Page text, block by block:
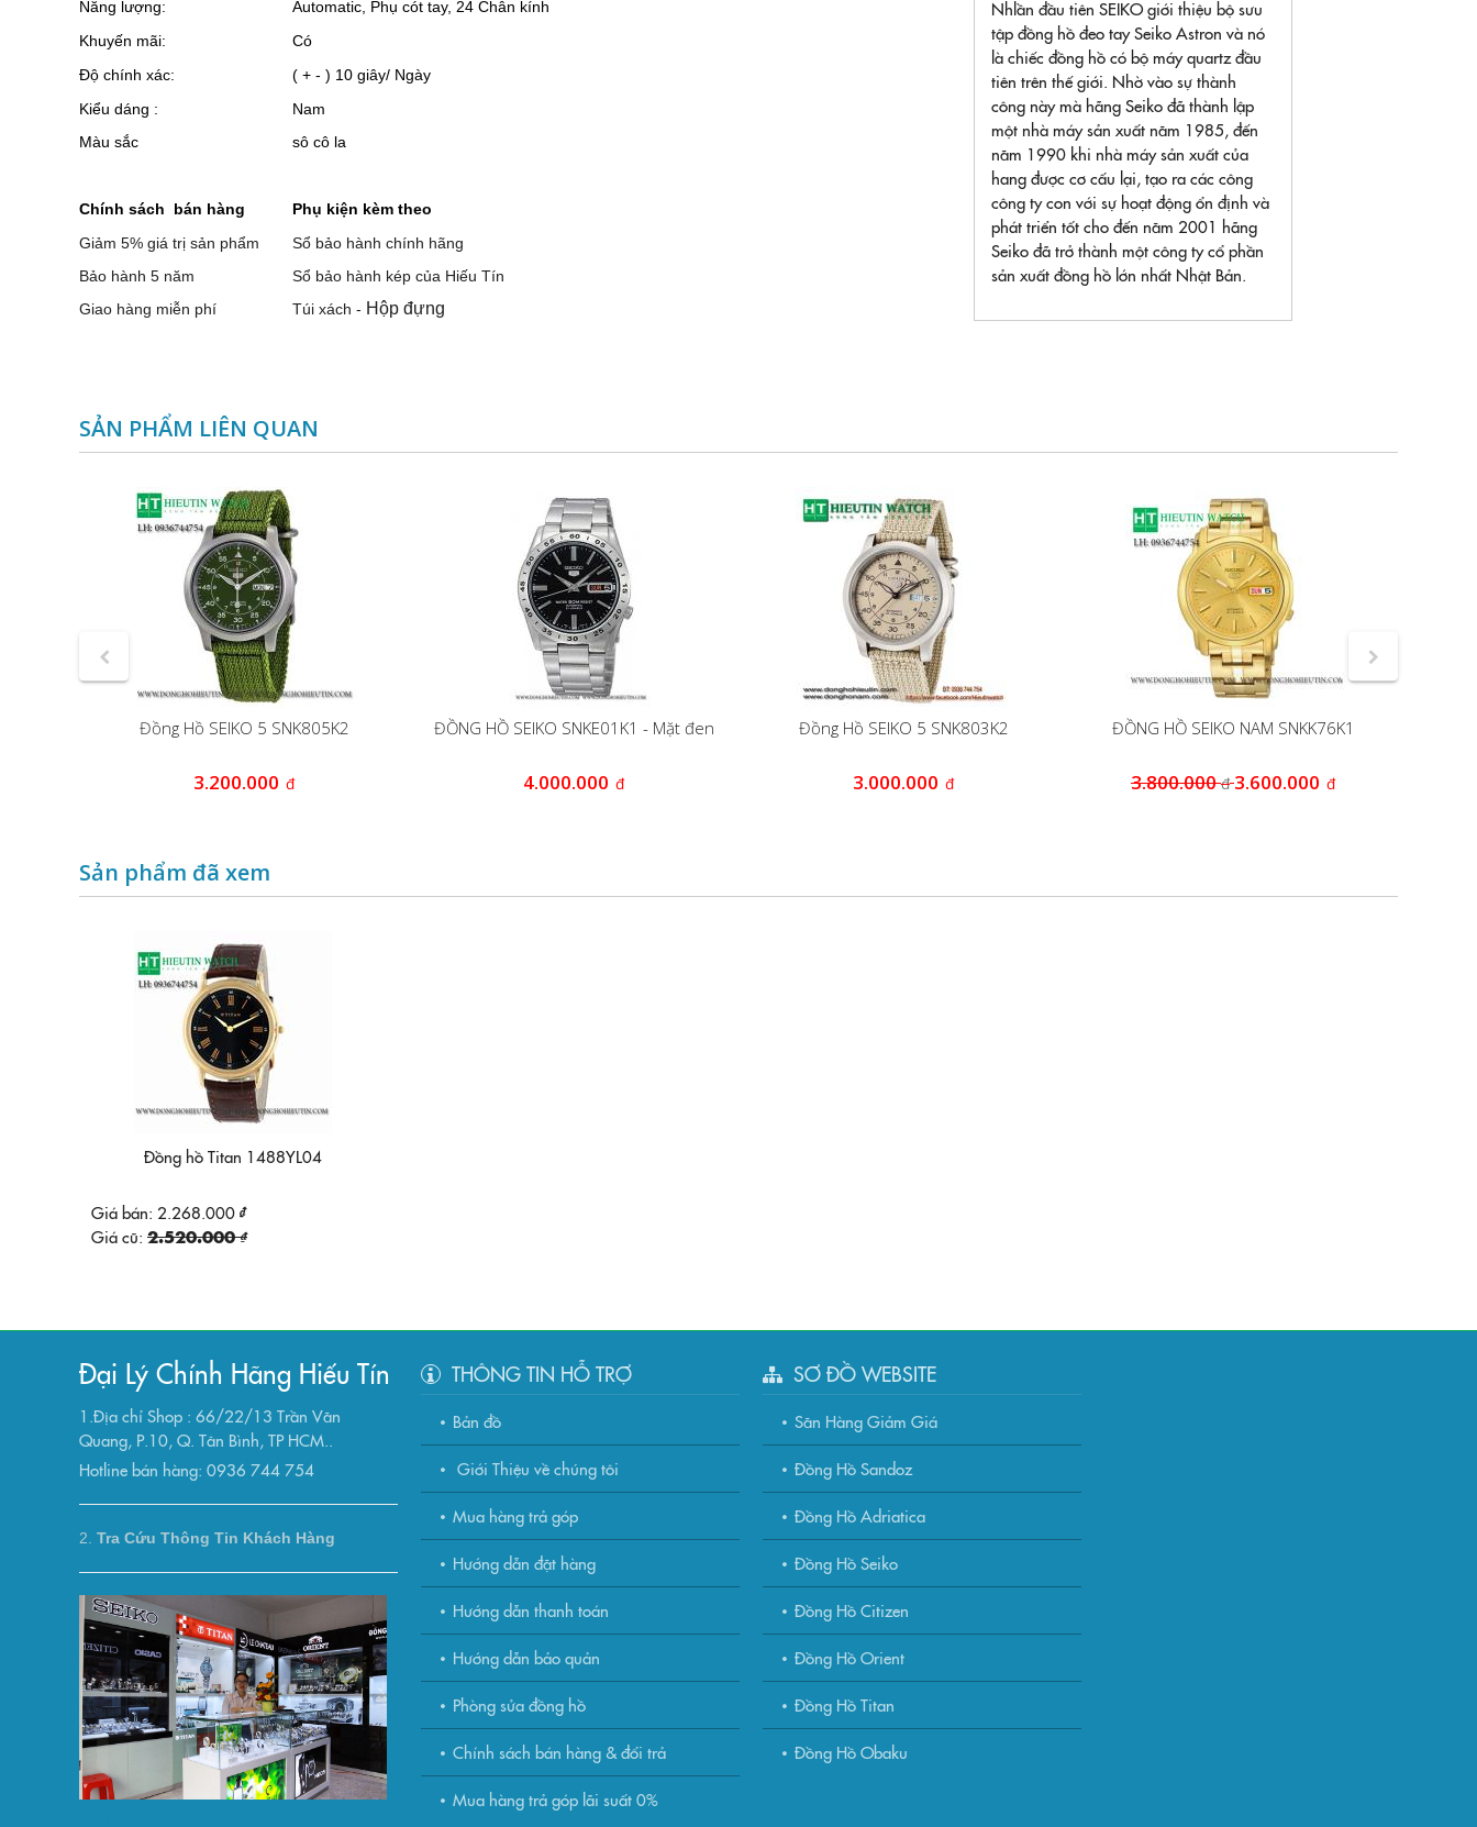
Năng lượng:
Automatic, Phụ cót tay, 24 Chân kính
Khuyến mãi:
Có
Độ chính xác:
( + - ) 10 giây/ Ngày
Kiểu dáng :
Nam
Màu sắc
sô cô la
Chính sách bán hàng
Phụ kiện kèm theo
Giảm 5% giá trị sản phẩm
Sổ bảo hành chính hãng
Bảo hành 5 năm
Sổ bảo hành kép của Hiếu Tín
Giao hàng miễn phí
Túi xách - Hộp đựng
Nhlần đầu tiên SEIKO giới thiệu bộ sưu
tập đồng hồ đeo tay Seiko Astron và nó
là chiếc đồng hồ có bộ máy quartz đầu
tiên trên thế giới. Nhờ vào sự thành
công này mà hãng Seiko đã thành lập
một nhà máy sản xuất năm 1985, đến
năm 1990 khi nhà máy sản xuất của
hang được cơ cấu lại, tạo ra các công
công ty con với sự hoạt động ổn định và
phát triển tốt cho đến năm 2001 hãng
Seiko đã trở thành một công ty cổ phần
sản xuất đồng hồ lớn nhất Nhật Bản.
SẢN PHẨM LIÊN QUAN
Đồng Hồ SEIKO 5 SNK805K2
3.200.000 đ
ĐỒNG HỒ SEIKO SNKE01K1 - Mặt đen
4.000.000 đ
Đồng Hồ SEIKO 5 SNK803K2
3.000.000 đ
ĐỒNG HỒ SEIKO NAM SNKK76K1
3.800.000đ 3.600.000 đ
Sản phẩm đã xem
Đồng hồ Titan 1488YL04
Giá bán: 2.268.000 ₫
Giá cũ: 2.520.000 ₫
Đại Lý Chính Hãng Hiếu Tín
1.Địa chỉ Shop : 66/22/13 Trần Văn
Quang, P.10, Q. Tân Bình, TP HCM..
Hotline bán hàng: 0936 744 754
2. Tra Cứu Thông Tin Khách Hàng
THÔNG TIN HỖ TRỢ
Bản đồ
Giới Thiệu về chúng tôi
Mua hàng trả góp
Hướng dẫn đặt hàng
Hướng dẫn thanh toán
Hướng dẫn bảo quản
Phòng sửa đồng hồ
Chính sách bán hàng & đổi trả
Mua hàng trả góp lãi suất 0%
SƠ ĐỒ WEBSITE
Săn Hàng Giảm Giá
Đồng Hồ Sandoz
Đồng Hồ Adriatica
Đồng Hồ Seiko
Đồng Hồ Citizen
Đồng Hồ Orient
Đồng Hồ Titan
Đồng Hồ Obaku